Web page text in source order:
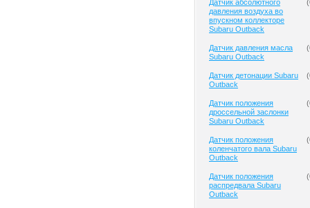
Датчик абсолютного
давления воздуха во
впускном коллекторе
Subaru Outback
(
Датчик давления масла
Subaru Outback
(
Датчик детонации Subaru
Outback
(
Датчик положения
дроссельной заслонки
Subaru Outback
(
Датчик положения
коленчатого вала Subaru
Outback
(
Датчик положения
распредвала Subaru
Outback
(